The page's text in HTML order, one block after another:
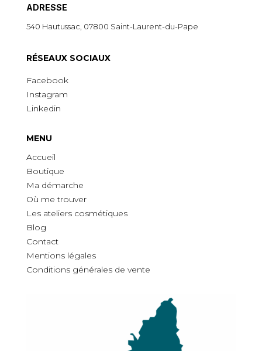
ADRESSE
540 Hautussac, 07800 Saint-Laurent-du-Pape
RÉSEAUX SOCIAUX
Facebook
Instagram
Linkedin
MENU
Accueil
Boutique
Ma démarche
Où me trouver
Les ateliers cosmétiques
Blog
Contact
Mentions légales
Conditions générales de vente